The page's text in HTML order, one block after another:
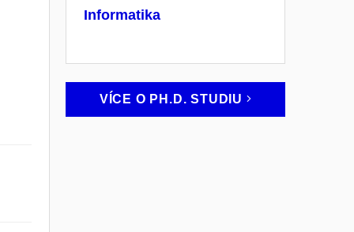
Informatika
VÍCE O PH.D.STUDIU